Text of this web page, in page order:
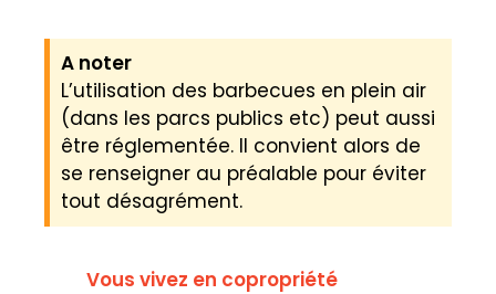
A noter
L’utilisation des barbecues en plein air
(dans les parcs publics etc) peut aussi
être réglementée. Il convient alors de
se renseigner au préalable pour éviter
tout désagrément.
Vous vivez en copropriété